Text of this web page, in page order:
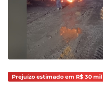
Prejuízo estimado em R$ 30